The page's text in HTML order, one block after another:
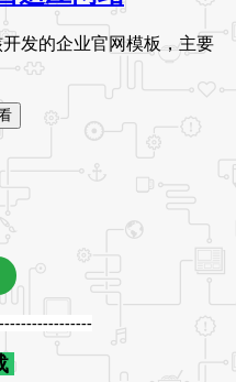
发的企业官网模板，主要